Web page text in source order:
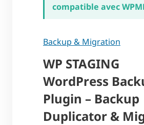
compatible avec
Backup & Migration
WP STAGING
WordPress
Plugin – Backup
Duplicator &